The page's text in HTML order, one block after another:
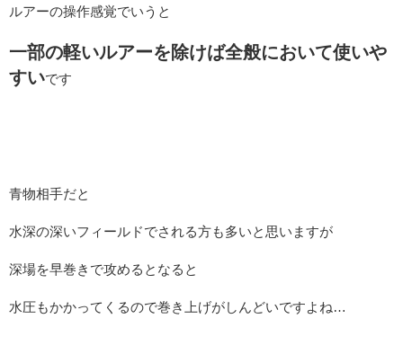
ルアーの操作感覚でいうと
一部の軽いルアーを除けば全般において使いや
すいです
青物相手だと
水深の深いフィールドでされる方も多いと思いますが
深場を早巻きで攻めるとなると
水圧もかかってくるので巻き上げがしんどいですよね…